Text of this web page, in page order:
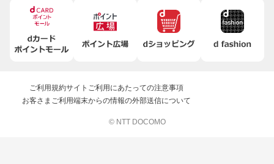
ご利用規約サイトご利用にあたっての注意事項
お客さまご利用端末からの情報の外部送信について
© NTT DOCOMO